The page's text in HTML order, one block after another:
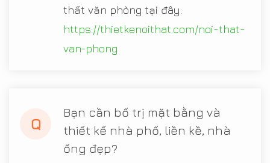
thất văn phòng tại đây:
https://thietkenoithat.com/noi-that-
van-phong
Q
Bạn cần bố trị mặt bằng và
thiết kế nhà phố, liền kề, nhà
ống đẹp?